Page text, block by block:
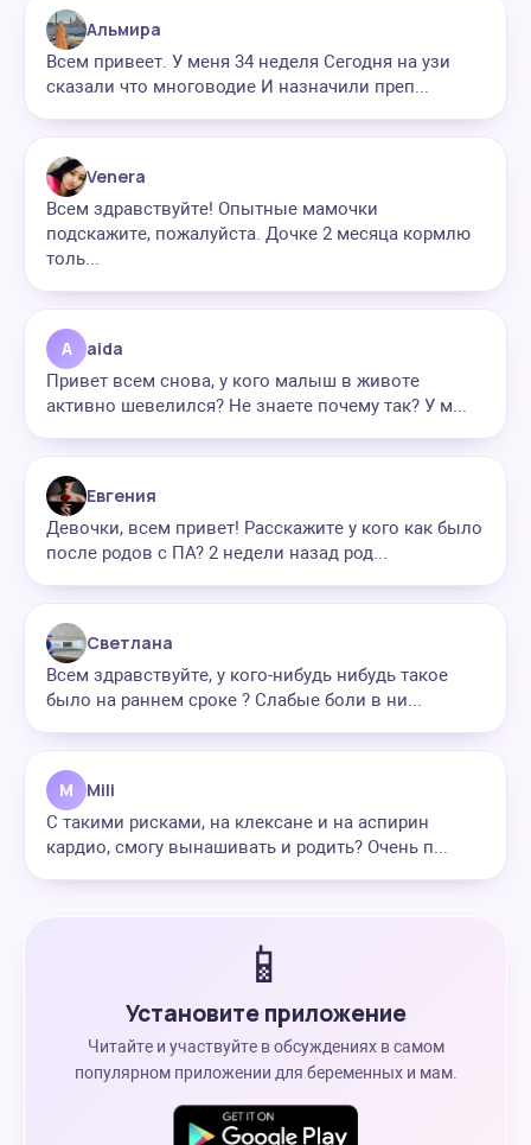
Альмира
Всем привеет. У меня 34 неделя Сегодня на узи
сказали что многоводие И назначили преп...
Venera
Всем здравствуйте! Опытные мамочки
подскажите, пожалуйста. Дочке 2 месяца кормлю
толь...
A aida
Привет всем снова, у кого малыш в животе
активно шевелился? Не знаете почему так? У м...
Евгения
Девочки, всем привет! Расскажите у кого как было
после родов с ПА? 2 недели назад род...
Светлана
Всем здравствуйте, у кого-нибудь нибудь такое
было на раннем сроке ? Слабые боли в ни...
M Mili
С такими рисками, на клексане и на аспирин
кардио, смогу вынашивать и родить? Очень п...
📱
Установите приложение
Читайте и участвуйте в обсуждениях в самом
популярном приложении для беременных и мам.